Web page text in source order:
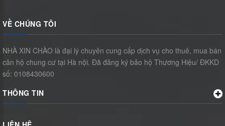
VỀ CHÚNG TÔI
NHÀ XIN CHÀO là đại lý chuyên cung cấp dịch vụ cho thuê, mua bán
căn hộ chung cư tại Hà nội. Đã đăng ký bảo hộ Thương Hiệu/ ĐKKD
số: 0108430600
THÔNG TIN